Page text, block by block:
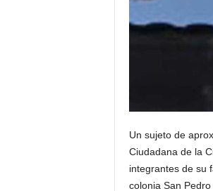
Un sujeto de
Ciudadana de la
integrantes de su
colonia San